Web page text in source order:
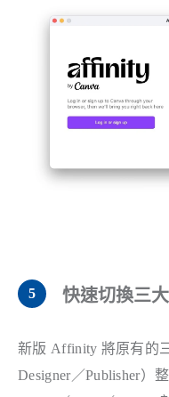
快速切換三
新版 Affinity 將原有的
Designer／Publisher）